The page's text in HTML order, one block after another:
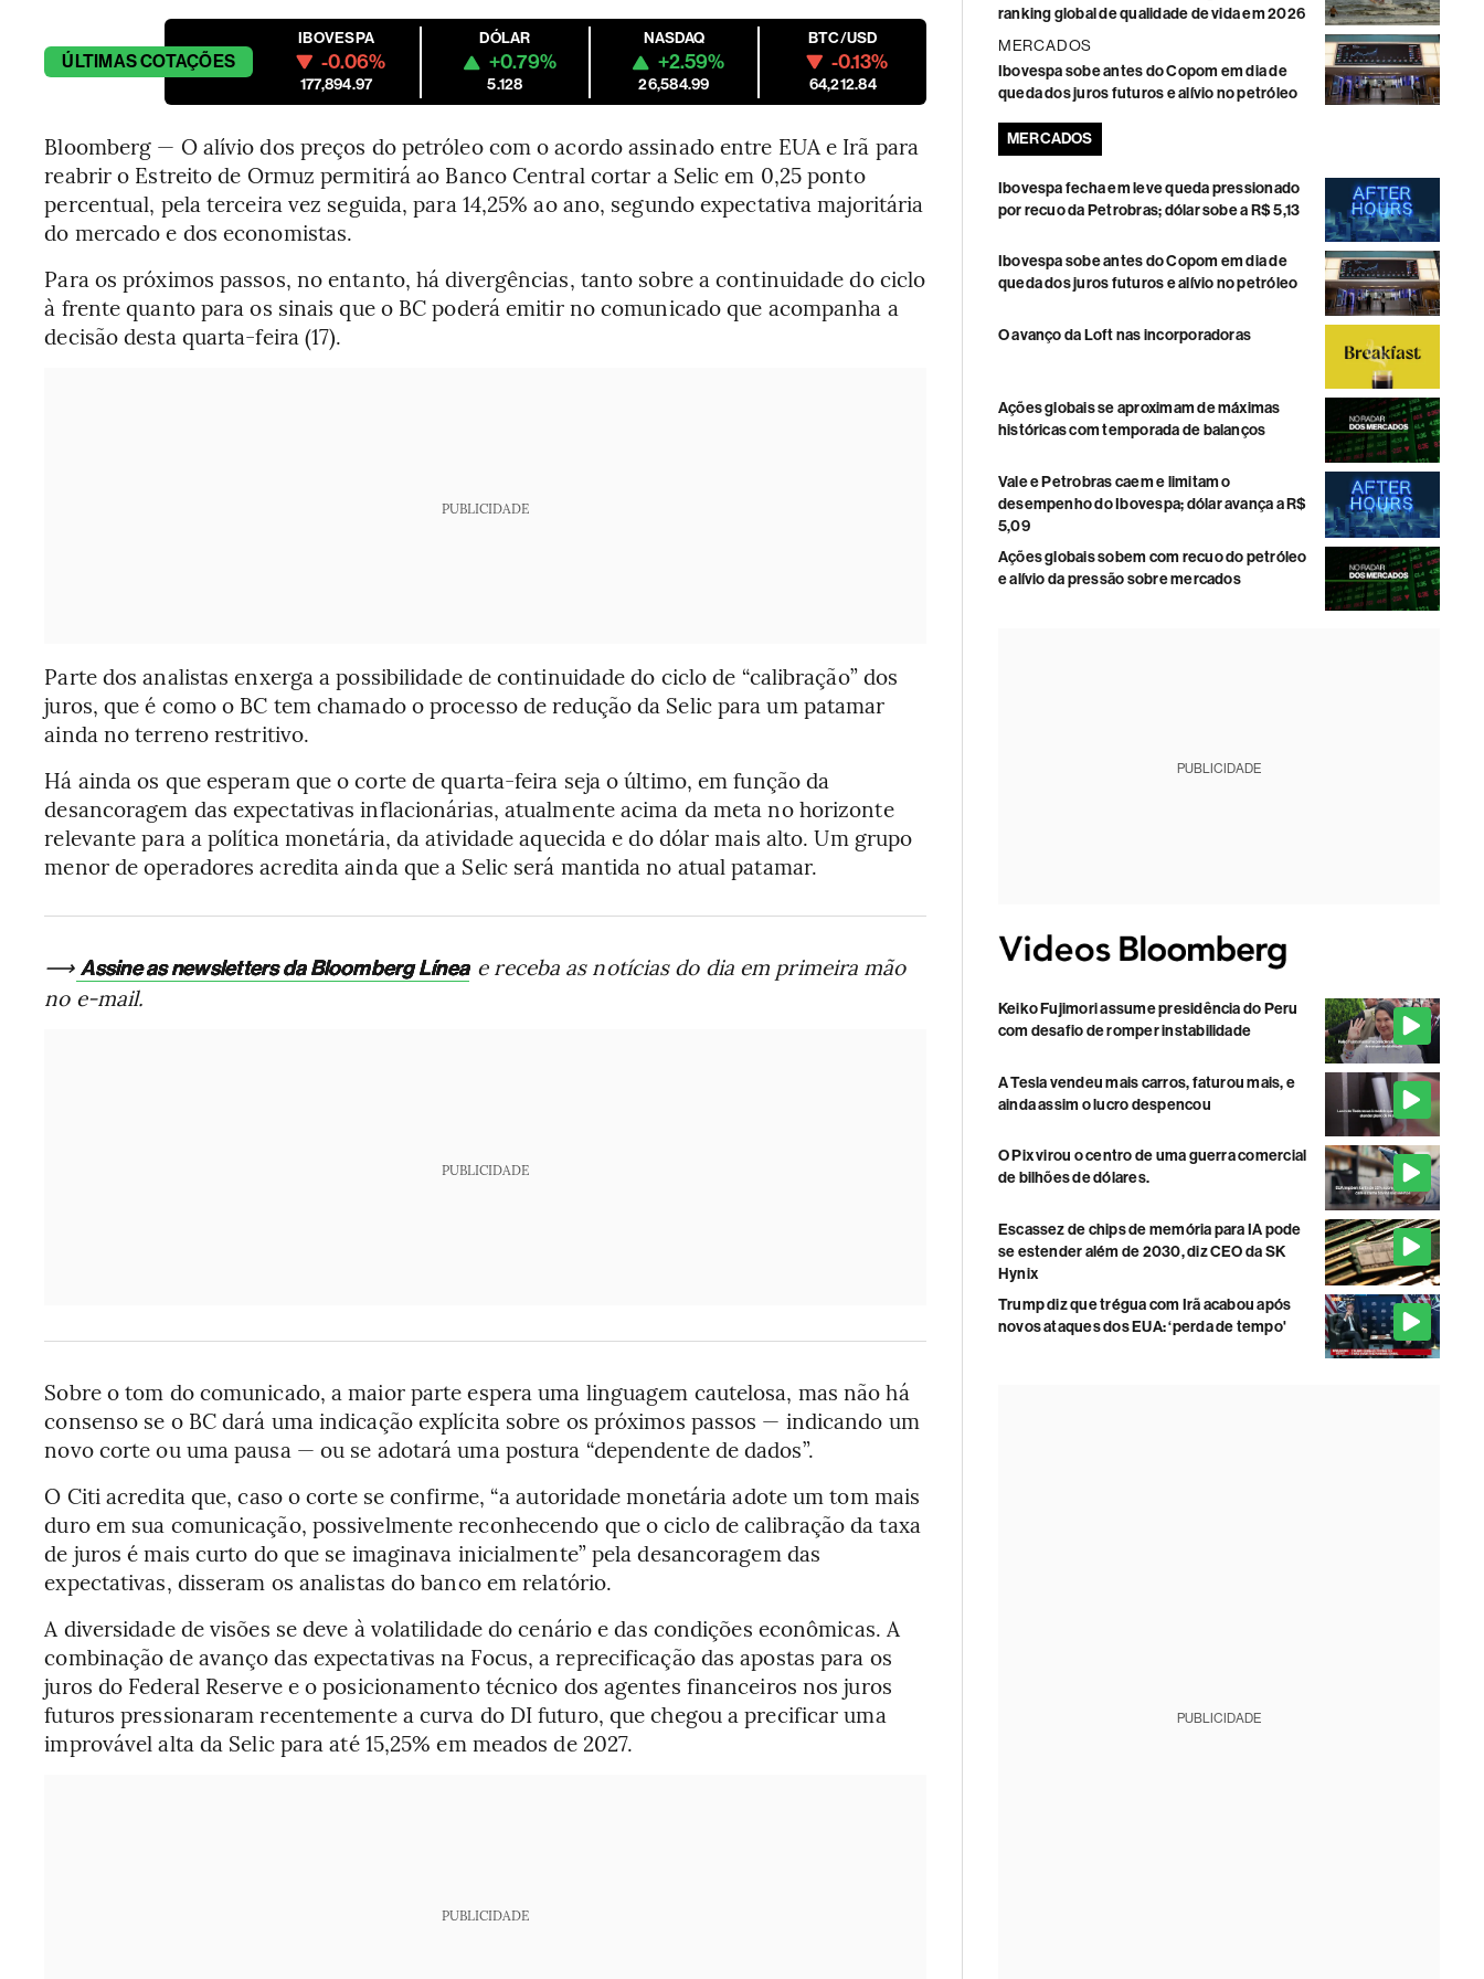
ÚLTIMASCOTAÇÕES
IBOVESPA
-0.06%
177,894.97
DÓLAR
+0.79%
5.128
NASDAQ
+2.59%
26,584.99
BTC/USD
-0.13%
64,212.84
Bloomberg — O alívio dos preços do petróleo com o acordo assinado entre EUA e Irã para
reabrir o Estreito de Ormuz permitirá ao Banco Central cortar a Selic em 0,25 ponto
percentual, pela terceira vez seguida, para 14,25% ao ano, segundo expectativa majoritária
do mercado e dos economistas.
Para os próximos passos, no entanto, há divergências, tanto sobre a continuidade do ciclo
à frente quanto para os sinais que o BC poderá emitir no comunicado que acompanha a
decisão desta quarta-feira (17).
PUBLICIDADE
Parte dos analistas enxerga a possibilidade de continuidade do ciclo de “calibração” dos
juros, que é como o BC tem chamado o processo de redução da Selic para um patamar
ainda no terreno restritivo.
Há ainda os que esperam que o corte de quarta-feira seja o último, em função da
desancoragem das expectativas inflacionárias, atualmente acima da meta no horizonte
relevante para a política monetária, da atividade aquecida e do dólar mais alto. Um grupo
menor de operadores acredita ainda que a Selic será mantida no atual patamar.
⟶ Assine as newsletters da Bloomberg Línea e receba as notícias do dia em primeira mão
no e-mail.
PUBLICIDADE
Sobre o tom do comunicado, a maior parte espera uma linguagem cautelosa, mas não há
consenso se o BC dará uma indicação explícita sobre os próximos passos — indicando um
novo corte ou uma pausa — ou se adotará uma postura “dependente de dados”.
O Citi acredita que, caso o corte se confirme, “a autoridade monetária adote um tom mais
duro em sua comunicação, possivelmente reconhecendo que o ciclo de calibração da taxa
de juros é mais curto do que se imaginava inicialmente” pela desancoragem das
expectativas, disseram os analistas do banco em relatório.
A diversidade de visões se deve à volatilidade do cenário e das condições econômicas. A
combinação de avanço das expectativas na Focus, a reprecificação das apostas para os
juros do Federal Reserve e o posicionamento técnico dos agentes financeiros nos juros
futuros pressionaram recentemente a curva do DI futuro, que chegou a precificar uma
improvável alta da Selic para até 15,25% em meados de 2027.
PUBLICIDADE
ranking global de qualidade de vida em 2026
MERCADOS
Ibovespa sobe antes do Copom em dia de
queda dos juros futuros e alívio no petróleo
MERCADOS
Ibovespa fecha em leve queda pressionado
por recuo da Petrobras; dólar sobe a R$ 5,13
Ibovespa sobe antes do Copom em dia de
queda dos juros futuros e alívio no petróleo
O avanço da Loft nas incorporadoras
Ações globais se aproximam de máximas
históricas com temporada de balanços
Vale e Petrobras caem e limitam o
desempenho do Ibovespa; dólar avança a R$
5,09
Ações globais sobem com recuo do petróleo
e alívio da pressão sobre mercados
PUBLICIDADE
Keiko Fujimori assume presidência do Peru
com desafio de romper instabilidade
A Tesla vendeu mais carros, faturou mais, e
ainda assim o lucro despencou
O Pix virou o centro de uma guerra comercial
de bilhões de dólares.
Escassez de chips de memória para IA pode
se estender além de 2030, diz CEO da SK
Hynix
Trump diz que trégua com Irã acabou após
novos ataques dos EUA: ‘perda de tempo'
PUBLICIDADE